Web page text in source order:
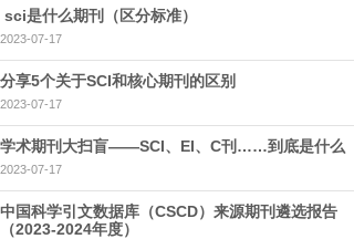
sci是什么期刊（区分标准）​
2023-07-17
分享5个关于SCI和核心期刊的区别
2023-07-17
学术期刊大扫盲——SCI、EI、C刊……到底是什么
2023-07-17
中国科学引文数据库（CSCD）来源期刊遴选报告
（2023-2024年度）